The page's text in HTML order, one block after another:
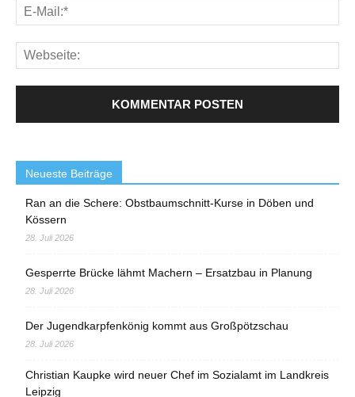
Neueste Beiträge
Ran an die Schere: Obstbaumschnitt-Kurse in Döben und
Kössern
28. Juli 2026
Gesperrte Brücke lähmt Machern – Ersatzbau in Planung
28. Juli 2026
Der Jugendkarpfenkönig kommt aus Großpötzschau
28. Juli 2026
Christian Kaupke wird neuer Chef im Sozialamt im Landkreis
Leipzig